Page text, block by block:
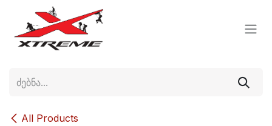
Skip to Content
All Products